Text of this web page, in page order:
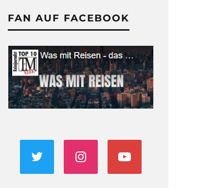
FAN AUF FACEBOOK